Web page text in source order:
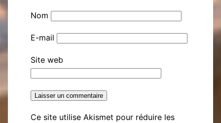
Nom
E-mail
Site web
Ce site utilise Akismet pour réduire les